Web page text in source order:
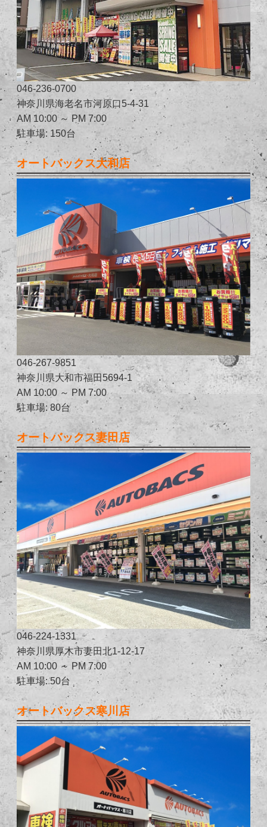
046-236-0700
神奈川県海老名市河原口5-4-31
AM 10:00 ～ PM 7:00
駐車場: 150台
オートバックス大和店
046-267-9851
神奈川県大和市福田5694-1
AM 10:00 ～ PM 7:00
駐車場: 80台
オートバックス妻田店
046-224-1331
神奈川県厚木市妻田北1-12-17
AM 10:00 ～ PM 7:00
駐車場: 50台
オートバックス寒川店